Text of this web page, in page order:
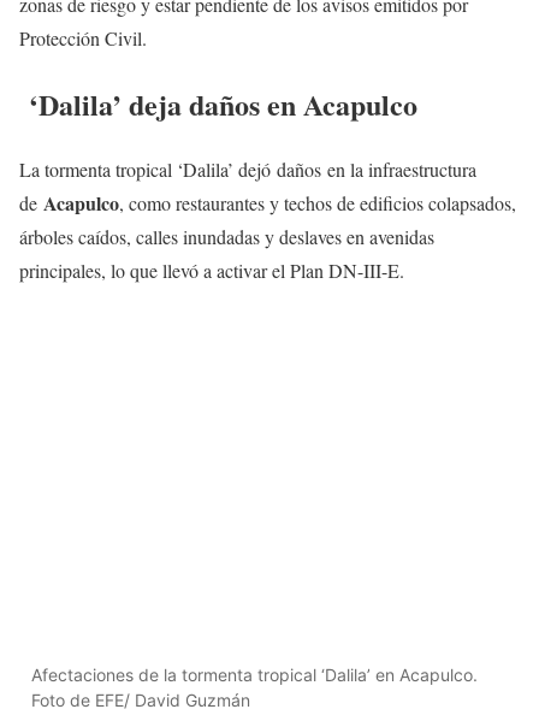
Protección Civil.
‘Dalila’ deja daños en Acapulco
La tormenta tropical ‘Dalila’ dejó daños en la infraestructura
de Acapulco, como restaurantes y techos de edificios colapsados,
árboles caídos, calles inundadas y deslaves en avenidas
principales, lo que llevó a activar el Plan DN-III-E.
Afectaciones de la tormenta tropical ‘Dalila’ en Acapulco.
Foto de EFE/ David Guzmán